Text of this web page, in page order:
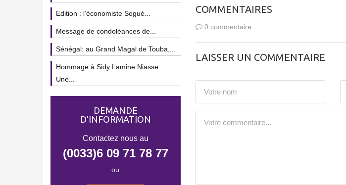
COMMENTAIRES
0 commentaire
LAISSER UN COMMENTAIRE
Edition : l’économiste Sogué...
Message de condoléances de...
Sénégal: au Grand Magal de Touba,...
Hommage à Sidy Lamine Niasse :
Une...
DEMANDE
D'INFORMATION
Contactez nous au
(0033)6 09 71 78 77
ou